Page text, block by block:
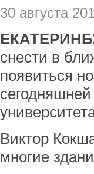
30 августа
снести в
появиться
Виктор
многие